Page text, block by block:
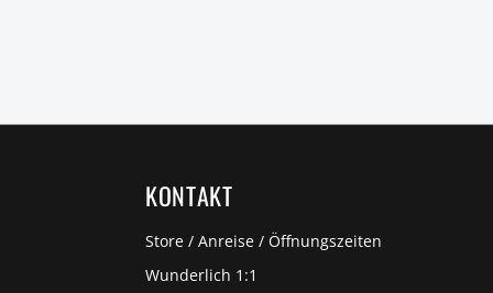
KONTAKT
Store / Anreise / Öffnungszeiten
Wunderlich 1:1